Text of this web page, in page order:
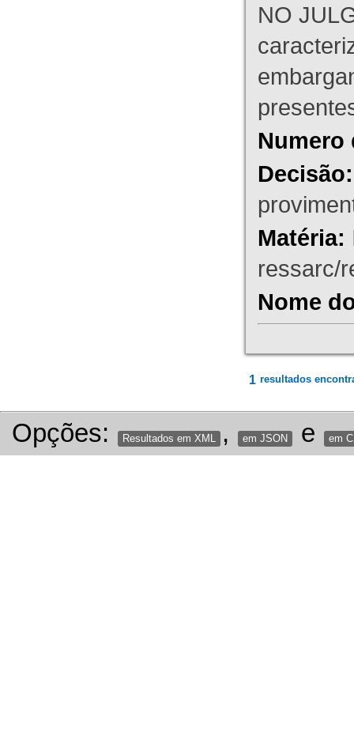
NO
Numero
Decisão:
Matéria:
ressarc/
Nome
1 resultados
Opções: Resultados em XML , em JSON e em